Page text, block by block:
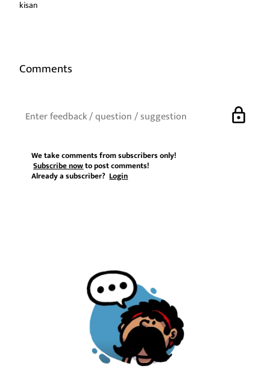
kisan
Comments
lock
We take comments from subscribers only!
Subscribe nowto post comments!
Already a subscriber?Login